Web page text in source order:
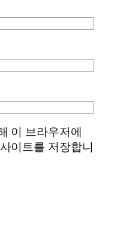
이 브라우저에
이트를 저장합니